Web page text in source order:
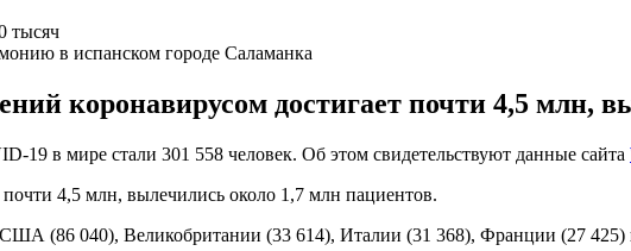
в испанском городе Саламанка
коронавирусом достигает почти 4,5 млн,
19 в мире стали 301 558 человек. Об этом свидетельствуют данные сайта
4,5 млн, вылечились около 1,7 млн пациентов.
США (86 040), Великобритании (33 614), Италии (31 368), Франции (27